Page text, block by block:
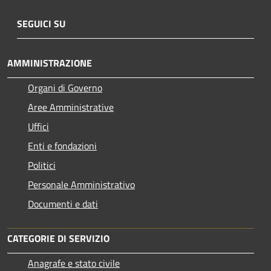
SEGUICI SU
AMMINISTRAZIONE
Organi di Governo
Aree Amministrative
Uffici
Enti e fondazioni
Politici
Personale Amministrativo
Documenti e dati
CATEGORIE DI SERVIZIO
Anagrafe e stato civile